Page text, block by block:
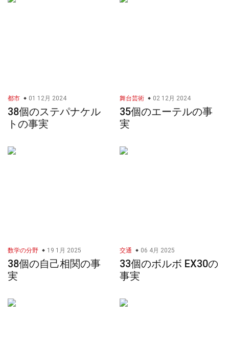
都市 01 12月 2024
38個のステパナケル
トの事実
舞台芸術 02 12月 2024
35個のエーテルの事
実
数学の分野 19 1月 2025
38個の自己相関の事
実
交通 06 4月 2025
33個のボルボ EX30の
事実